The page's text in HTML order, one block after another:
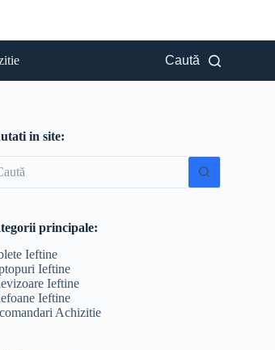
Caută
in site:
principale:
Ieftine
Ieftine
Ieftine
Ieftine
Achizitie